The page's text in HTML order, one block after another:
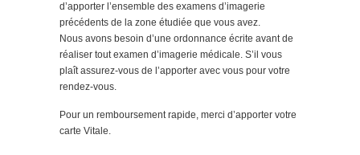
d’apporter l’ensemble des examens d’imagerie
précédents de la zone étudiée que vous avez.
Nous avons besoin d’une ordonnance écrite avant de
réaliser tout examen d’imagerie médicale. S’il vous
plaît assurez-vous de l’apporter avec vous pour votre
rendez-vous.
Pour un remboursement rapide, merci d’apporter votre
carte Vitale.